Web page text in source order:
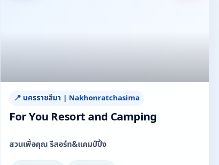
📍 นครราชสีมา | Nakhonratchasima
For You Resort and Camping
สวนเพื่อคุณ รีสอร์ท&แคมป์ปิ้ง